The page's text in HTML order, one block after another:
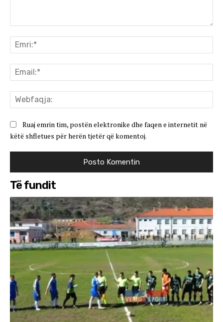
Ruaj emrin tim, postën elektronike dhe faqen e internetit në
këtë shfletues për herën tjetër që komentoj.
Të fundit